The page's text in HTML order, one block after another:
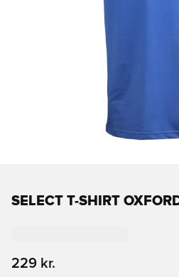
SELECT T-SHIRT
229 kr.